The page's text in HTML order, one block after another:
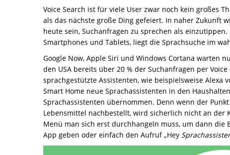
Voice Search ist für viele User zwar noch kein großes
als das nächste große Ding gefeiert. In naher Zukunft
heute sein, Suchanfragen zu sprechen als
Smartphones und Tablets, liegt die Sprachsuche im
Google Now, Apple Siri und Windows Cortana warten
den USA bereits über 20 % der Suchanfragen per
sprachgestützte Assistenten, wie beispielsweise Alexa
Smart Home neue Sprachassistenten in den
Sprachassistenten übernommen. Denn wenn der
Lebensmittel nachbestellt, wird sicherlich nicht an
Menü man sich erst durchhangeln muss, um dann
App geben oder einfach den Aufruf „Hey